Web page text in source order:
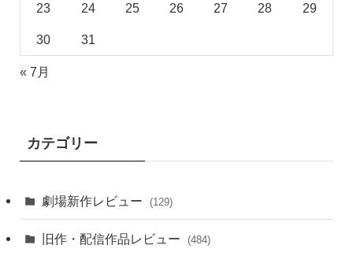
23 24 25 26 27 28 29
30 31
« 7月
カテゴリー
劇場新作レビュー (129)
旧作・配信作品レビュー (484)